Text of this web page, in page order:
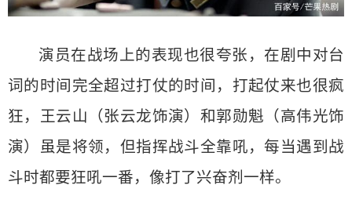
演员在战场上的表现也很夸张，在剧中对台
词的时间完全超过打仗的时间，打起仗来也很疯
狂，王云山（张云龙饰演）和郭勋魁（高伟光饰
演）虽是将领，但指挥战斗全靠吼，每当遇到战
斗时都要狂吼一番，像打了兴奋剂一样。